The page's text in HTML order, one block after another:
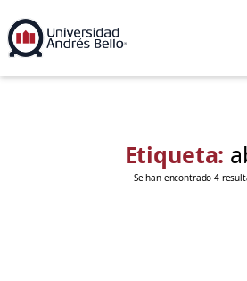
Etiqueta:
Se han encontrado 4